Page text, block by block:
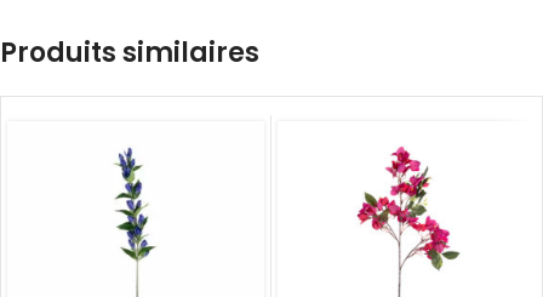
Produits similaires